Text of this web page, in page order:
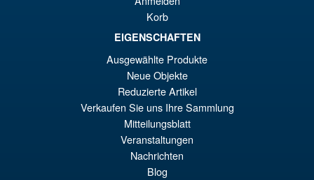
PRE ORDENA
S.H.MonsterArts Godzilla
Minus Zero (2026) Godzilla
Action Figure
Korb
EIGENSCHAFTEN
Ausgewählte Produkte
Neue Objekte
Reduzierte Artikel
Verkaufen Sie uns Ihre Sammlung
Mitteilungsblatt
Veranstaltungen
Nachrichten
Blog